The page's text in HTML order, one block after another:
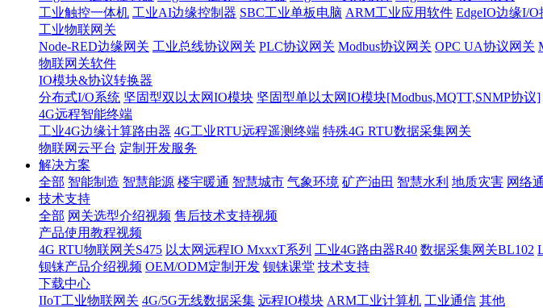
工业触控一体机 工业AI边缘控制器 SBC工业单板电脑 ARM工业应用软件 EdgeIO边缘I/O
工业物联网关
Node-RED边缘网关 工业总线协议网关 PLC协议网关 Modbus协议网关 OPC UA协议网关
物联网关软件
IO模块&协议转换器
分布式I/O系统 坚固型双以太网IO模块 坚固型单以太网IO模块[Modbus,MQTT,SNMP协议]
4G远程智能终端
工业4G边缘计算路由器 4G工业RTU远程遥测终端 特殊4G RTU数据采集网关
物联网云平台 定制开发服务
解决方案
全部 智能制造 智慧能源 楼宇暖通 智慧城市 气象环境 矿产油田 智慧水利 地质灾害 网络
技术支持
全部 网关选型介绍视频 售后技术支持视频
产品使用教程视频
4G RTU物联网关S475 以太网远程IO MxxxT系列 工业4G路由器R40 数据采集网关BL102
钡铼产品介绍视频 OEM/ODM定制开发 钡铼课堂 技术支持
下载中心
IIoT工业物联网关 4G/5G无线数据采集 远程IO模块 ARM工业计算机 工业通信 其他